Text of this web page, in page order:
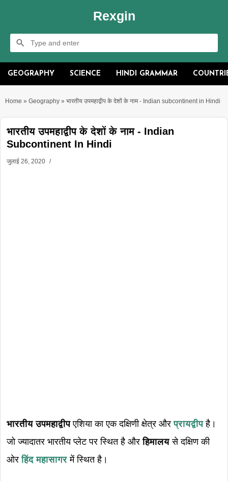
Rexgin
GEOGRAPHY SCIENCE HINDI GRAMMAR
Home » Geography » भारतीय उपमहाद्वीप के देशों के नाम - Indian subcontinent in Hindi
भारतीय उपमहाद्वीप के देशों के नाम - Indian
Subcontinent In Hindi
जुलाई 26, 2020
भारतीय उपमहाद्वीपएशिया का एक दक्षिणी क्षेत्र औरप्रायद्वीपहै।
जो ज्यादातर भारतीय प्लेट पर स्थित है औरहिमालयसे दक्षिण की
ओरहिंद महासागरमें स्थित है।